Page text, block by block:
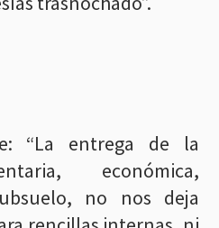
“La entrega de la
económica,
no nos deja